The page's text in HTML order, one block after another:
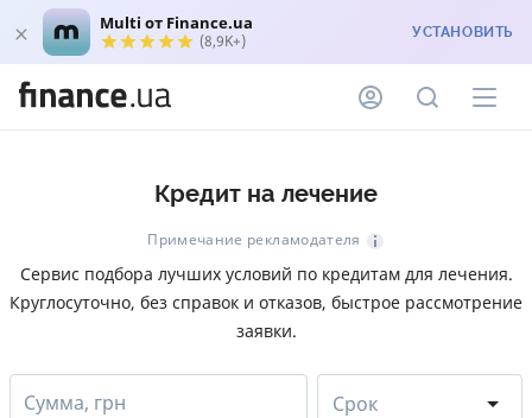
Multi от Finance.ua
(8,9K+) УСТАНОВИТЬ
Кредит на лечение
Примечание рекламодателя
Сервис подбора лучших условий по кредитам для лечения.
Круглосуточно, без справок и отказов, быстрое рассмотрение
заявки.
Сумма, грн Срок